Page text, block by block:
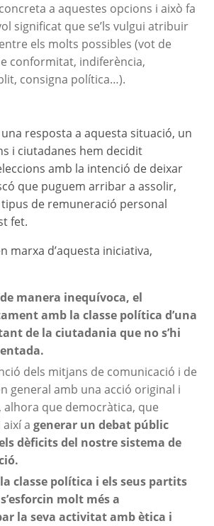
a aquestes opcions i això fa
significat que se’ls vulgui atribuir
els molts possibles (vot de
conformitat, indiferència,
consigna política…).
resposta a aquesta situació, un
i ciutadanes hem decidit
amb la intenció de deixar
que puguem arribar a assolir,
de remuneració personal
fet.
marxa d’aquesta iniciativa,
manera inequívoca, el
amb la classe política d’una
de la ciutadania que no s’hi
dels mitjans de comunicació i de
general amb una acció original i
alhora que democràtica, que
així agenerar un debat públic
dèficits del nostre sistema de
classe política i els seus partits
molt més a
la seva activitat amb ètica i